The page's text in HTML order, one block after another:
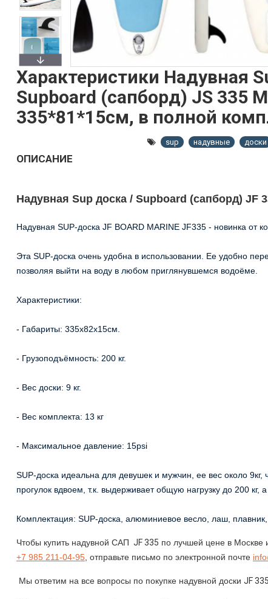
Характеристики Надувная
Supboard (сапборд) JS 335
335*81*15см, в полной
sup надувные доски
ОПИСАНИЕ
Надувная Sup доска / Supboard (сапборд) JF
Надувная SUP-доска JF BOARD MARINE JF335 - новинка от
Эта SUP-доска очень удобна в использовании. Ее удобно
позволяя выйти на воду в любом приглянувшемся водоёме.
Характеристики:
- Габариты: 335x82х15см.
- Грузоподъёмность: 200 кг.
- Веc дocки: 9 кг.
- Вес комплекта: 13 кг
- Максимальное давление: 15рsi
SUP-доска идеальна для девушек и мужчин, ее вес около
прогулок вдвоем, т.к. выдерживает общую нагрузку до 200
Комплектация: SUP-доска, алюминиевое весло, лаш,
Чтобы купить надувной САП JF 335 по лучшей цене в Москве
+7 985 211-04-95 , отправьте письмо по электронной почте
Мы ответим на все вопросы по покупке надувной доски JF 335